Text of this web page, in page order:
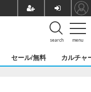
menu
search
セール/無料 カルチャ